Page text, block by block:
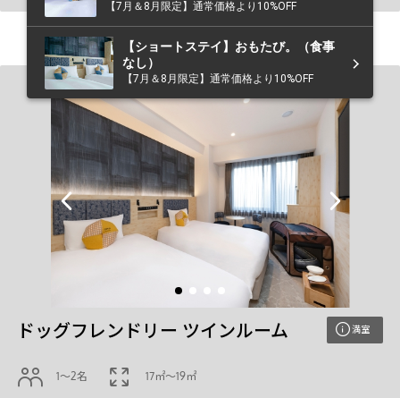
ドッグフレンドリー ツインルーム 満室
1〜2名 17㎡〜19㎡